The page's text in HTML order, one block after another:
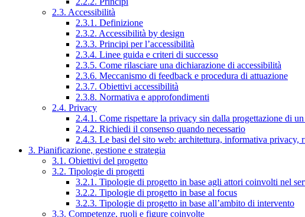
2.3. Accessibilità
2.3.1. Definizione
2.3.2. Accessibilità by design
2.3.3. Principi per l’accessibilità
2.3.4. Linee guida e criteri di successo
2.3.5. Come rilasciare una dichiarazione di accessibilità
2.3.6. Meccanismo di feedback e procedura di attuazione
2.3.7. Obiettivi accessibilità
2.3.8. Normativa e approfondimenti
2.4. Privacy
2.4.1. Come rispettare la privacy sin dalla progettazione di
2.4.2. Richiedi il consenso quando necessario
2.4.3. Le basi del sito web: architettura, informativa privacy,
3. Pianificazione, gestione e strategia
3.1. Obiettivi del progetto
3.2. Tipologie di progetti
3.2.1. Tipologie di progetto in base agli attori coinvolti nel
3.2.2. Tipologie di progetto in base al focus
3.2.3. Tipologie di progetto in base all’ambito di intervento
3.3. Competenze, ruoli e figure coinvolte